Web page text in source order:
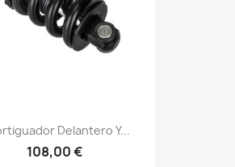
Delantero Y...
108,00 €